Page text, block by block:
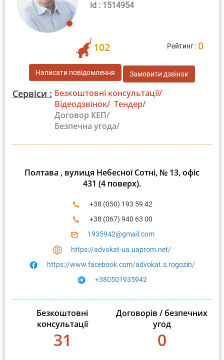
id : 1514954
102 Рейтинг : 0
Написати повідомлення Замовити дзвінок
Сервіси : Безкоштовні консультації/
Відеодзвінок/ Тендер/
Договор КЕП/
Безпечна угода/
Полтава , вулиця Небесної Сотні, № 13, офіс
431 (4 поверх).
+38 (050) 193 59 42
+38 (067) 940 63 00
1935942@gmail.com
https://advokat-ua.uaprom.net/
https://www.facebook.com/advokat.s.rogozin/
+380501935942
Безкоштовні
консультації
31
Договорів / безпечних
угод
0